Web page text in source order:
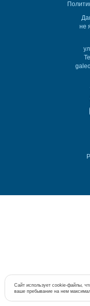
не
Сайт использует cookie-файлы,
ваше пребывание на нем